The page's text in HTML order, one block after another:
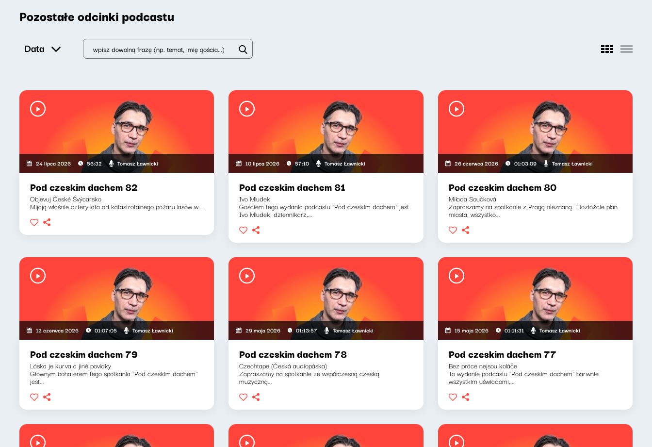
Pozostałe odcinki podcastu
Data
24 lipca 2026 56:32 Tomasz Ławnicki
Pod czeskim dachem 82
Objevuj České Švýcarsko
Mijają właśnie cztery lata od katastrofalnego pożaru lasów w...
10 lipca 2026 57:10 Tomasz Ławnicki
Pod czeskim dachem 81
Ivo Mludek
Gościem tego wydania podcastu "Pod czeskim dachem" jest
Ivo Mludek, dziennikarz,...
26 czerwca 2026 01:03:09 Tomasz Ławnicki
Pod czeskim dachem 80
Milada Součková
Zapraszamy na spotkanie z Pragą nieznaną. "Rozłóżcie plan
miasta, wszystko...
12 czerwca 2026 01:07:05 Tomasz Ławnicki
Pod czeskim dachem 79
Láska je kurva a jiné povídky
Głównym bohaterem tego spotkania "Pod czeskim dachem"
jest...
29 maja 2026 01:13:57 Tomasz Ławnicki
Pod czeskim dachem 78
Czechtape (Česká audiopáska)
Zapraszamy na spotkanie ze współczesną czeską
muzyczną...
15 maja 2026 01:11:31 Tomasz Ławnicki
Pod czeskim dachem 77
Bez práce nejsou koláče
To wydanie podcastu "Pod czeskim dachem" barwnie
wszystkim uświadomi,...